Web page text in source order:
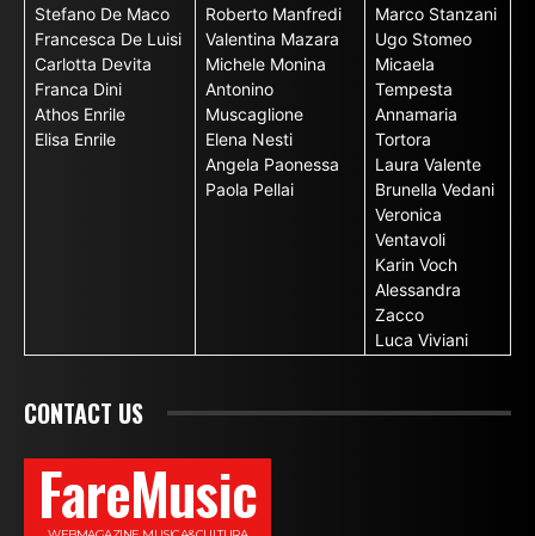
Stefano De Maco
Francesca De Luisi
Carlotta Devita
Franca Dini
Athos Enrile
Elisa Enrile
Roberto Manfredi
Valentina Mazara
Michele Monina
Antonino
Muscaglione
Elena Nesti
Angela Paonessa
Paola Pellai
Marco Stanzani
Ugo Stomeo
Micaela
Tempesta
Annamaria
Tortora
Laura Valente
Brunella Vedani
Veronica
Ventavoli
Karin Voch
Alessandra
Zacco
Luca Viviani
CONTACT US
FareMusic